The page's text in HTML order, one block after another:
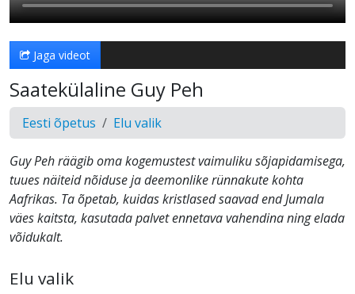
Jaga videot
Saatekülaline Guy Peh
Eesti õpetus Elu valik
Guy Peh räägib oma kogemustest vaimuliku sõjapidamisega,
tuues näiteid nõiduse ja deemonlike rünnakute kohta
Aafrikas. Ta õpetab, kuidas kristlased saavad end Jumala
väes kaitsta, kasutada palvet ennetava vahendina ning elada
võidukalt.
Elu valik